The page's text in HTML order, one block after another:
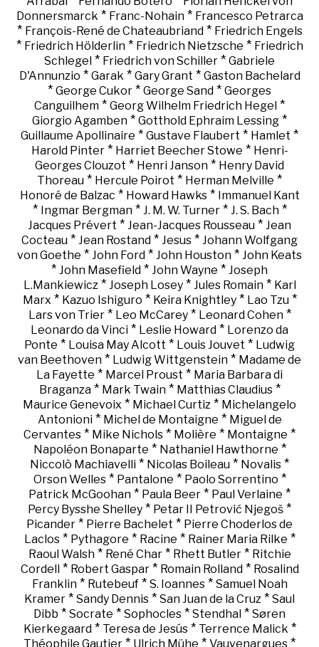
Donnersmarck * Franc-Nohain* Francesco Petrarca
* François-René de Chateaubriand* Friedrich Engels
* Friedrich Hölderlin* Friedrich Nietzsche * Friedrich
Schlegel * Friedrich von Schiller * Gabriele
D'Annunzio * Garak * Gary Grant * Gaston Bachelard
* George Cukor * George Sand * Georges
Canguilhem * Georg Wilhelm Friedrich Hegel *
Giorgio Agamben * Gotthold Ephraim Lessing *
Guillaume Apollinaire * Gustave Flaubert * Hamlet *
Harold Pinter* Harriet Beecher Stowe * Henri-
Georges Clouzot * Henri Janson * Henry David
Thoreau * Hercule Poirot * Herman Melville *
Honoré de Balzac * Howard Hawks* Immanuel Kant
* Ingmar Bergman* J. M. W. Turner* J. S. Bach*
Jacques Prévert * Jean-Jacques Rousseau * Jean
Cocteau * Jean Rostand * Jesus * Johann Wolfgang
von Goethe * John Ford * John Houston * John Keats
* John Masefield * John Wayne * Joseph
L.Mankiewicz* Joseph Losey* Jules Romain* Karl
Marx * Kazuo Ishiguro * Keira Knightley* Lao Tzu*
Lars von Trier* Leo McCarey* Leonard Cohen*
Leonardo da Vinci * Leslie Howard * Lorenzo da
Ponte * Louisa May Alcott * Louis Jouvet * Ludwig
van Beethoven * Ludwig Wittgenstein * Madame de
La Fayette * Marcel Proust * Maria Barbara di
Braganza* Mark Twain* Matthias Claudius*
Maurice Genevoix * Michael Curtiz * Michelangelo
Antonioni* Michel de Montaigne * Miguel de
Cervantes * Mike Nichols * Molière * Montaigne *
Napoléon Bonaparte * Nathaniel Hawthorne *
Niccolò Machiavelli * Nicolas Boileau * Novalis *
Orson Welles* Pantalone * Paolo Sorrentino *
Patrick McGoohan * Paula Beer * Paul Verlaine *
Percy Bysshe Shelley * Petar II Petrović Njegoš *
Picander * Pierre Bachelet * Pierre Choderlos de
Laclos* Pythagore * Racine * Rainer Maria Rilke *
Raoul Walsh* René Char* Rhett Butler* Ritchie
Cordell * Robert Gaspar* Romain Rolland* Rosalind
Franklin* Rutebeuf* S. Ioannes* Samuel Noah
Kramer * Sandy Dennis * San Juan de la Cruz * Saul
Dibb * Socrate * Sophocles * Stendhal * Søren
Kierkegaard* Teresa de Jesús* Terrence Malick *
Théophile Gautier * Ulrich Mühe * Vauvenargues *